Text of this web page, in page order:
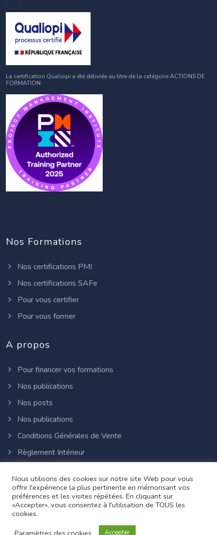
La certification Qualiopi a été délivrée au titre de la catégorie ACTIONS DE
FORMATION
Nos Formations
Nos certifications PMI
Nos certifications SAFe
Pour vous certifier
Pour vous former
A propos
Pour financer vos formations
Nos publications
Nos posts
Nos publications
Conditions Générales de Vente
Règlement Intérieur
©2026 Delf - PMP, CAPM, PMI-ACP, PMBOK, le logo
ATP et PMI sont des marques déposées du Project
Nous utilisons des cookies sur notre site Web pour vous
offrir l'expérience la plus pertinente en mémorisant vos
préférences et les visites répétées. En cliquant sur
«Accepter», vous consentez à l'utilisation de TOUS les
cookies.
Paramètres des cookies
Accepter